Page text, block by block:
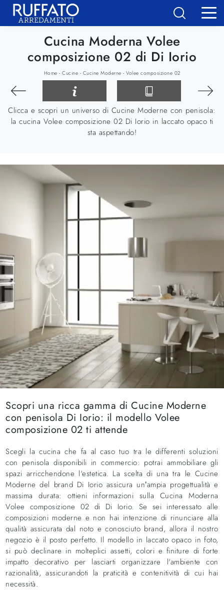
Cucina Moderna Volee
composizione 02 di Di Iorio
Home - Cucine - Cucine Moderne - Volee composizione 02
Clicca e scopri un universo di Cucine Moderne con penisola:
la cucina Volee composizione 02 Di Iorio in laccato opaco ti
sta aspettando!
Scopri una ricca gamma di Cucine Moderne
con penisola Di Iorio: il modello Volee
composizione 02 ti attende
Scegli la cucina che fa al caso tuo tra le differenti soluzioni
con penisola disponibili in commercio: potrai ammobiliare gli
spazi arricchendone l'estetica. La scelta di una tra le Cucine
Moderne del brand Di Iorio assicura un’ampia progettualità e
massima durata: ottieni informazioni sulla Cucina Moderna
Volee composizione 02 di Di Iorio. Se sei interessato alle
composizioni moderne e non hai intenzione di rinunciare alla
qualità assicurata dal noto e conosciuto brand, allora il nostro
negozio è il posto perfetto. Il modello in laccato opaco in foto,
si può declinare in molteplici assetti, colori e finiture di forte
impatto decorativo per lasciarti organizzare l'ambiente con
razionalità, assicurandoti la praticità e contenitività di cui hai
necessità.